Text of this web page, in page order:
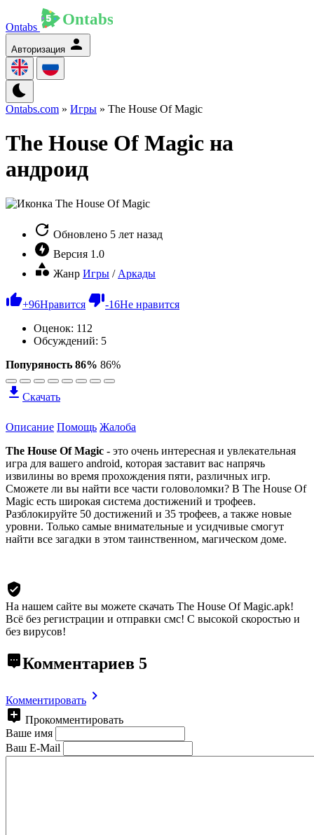
Ontabs
Авторизация
Ontabs.com » Игры » The House Of Magic
The House Of Magic на
андроид
Обновлено 5 лет назад
Версия 1.0
Жанр Игры / Аркады
+96Нравится -16Не нравится
Оценок: 112
Обсуждений: 5
Попуряность 86% 86%
Скачать
Описание Помощь Жалоба
The House Of Magic - это очень интересная и увлекательная
игра для вашего android, которая заставит вас напрячь
извилины во время прохождения пяти, различных игр.
Сможете ли вы найти все части головоломки? В The House Of
Magic есть широкая система достижений и трофеев.
Разблокируйте 50 достижений и 35 трофеев, а также новые
уровни. Только самые внимательные и усидчивые смогут
найти все загадки в этом таинственном, магическом доме.
На нашем сайте вы можете скачать The House Of Magic.apk!
Всё без регистрации и отправки смс! С высокой скоростью и
без вирусов!
Комментариев 5
Комментировать
Прокомментировать
Ваше имя
Ваш E-Mail